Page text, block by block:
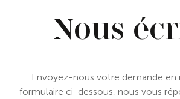
Nous
Envoyez-nous votre demande en
formulaire ci-dessous, nous vous